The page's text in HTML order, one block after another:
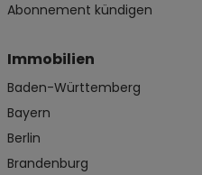
Abonnement kündigen
Immobilien
Baden-Württemberg
Bayern
Berlin
Brandenburg